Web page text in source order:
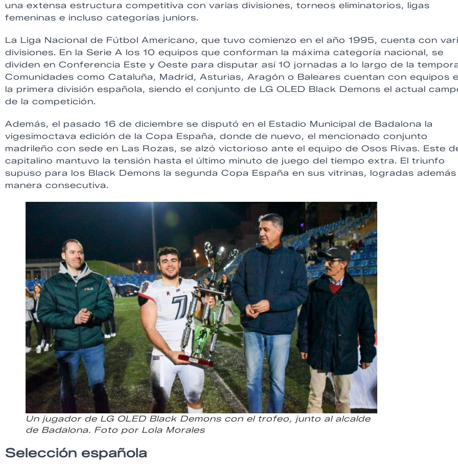
una extensa estructura competitiva con varias divisiones, torneos eliminatorios, ligas
femeninas e incluso categorías juniors.
La Liga Nacional de Fútbol Americano, que tuvo comienzo en el año 1995, cuenta con
divisiones. En la Serie A los 10 equipos que conforman la máxima categoría nacional, se
dividen en Conferencia Este y Oeste para disputar así 10 jornadas a lo largo de la
Comunidades como Cataluña, Madrid, Asturias, Aragón o Baleares cuentan con equipos
la primera división española, siendo el conjunto de LG OLED Black Demons el actual
de la competición.
Además, el pasado 16 de diciembre se disputó en el Estadio Municipal de Badalona la
vigesimoctava edición de la Copa España, donde de nuevo, el mencionado conjunto
madrileño con sede en Las Rozas, se alzó victorioso ante el equipo de Osos Rivas. Este
capitalino mantuvo la tensión hasta el último minuto de juego del tiempo extra. El triunfo
supuso para los Black Demons la segunda Copa España en sus vitrinas, logradas
manera consecutiva.
Un jugador de LG OLED Black Demons con el trofeo, junto al alcalde
de Badalona. Foto por Lola Morales
Selección española